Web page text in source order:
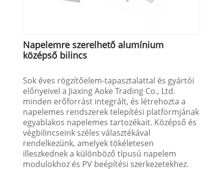
Napelemre szerelhető alumínium
középső bilincs
Sok éves rögzítőelem-tapasztalattal és gyártói
előnyeivel a Jiaxing Aoke Trading Co., Ltd.
minden erőforrást integrált, és létrehozta a
napelemes rendszerek telepítési platformjának
egyablakos napelemes tartozékait. Középső és
végbilincseink széles választékával
rendelkezünk, amelyek tökéletesen
illeszkednek a különböző típusú napelem
modulokhoz és PV beépítési szerkezetekhez.